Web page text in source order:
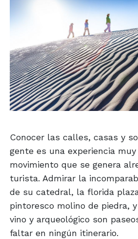
Conocer las calles, casas y
gente es una experiencia
movimiento que se genera
turista. Admirar la
de su catedral, la florida
pintoresco molino de piedra,
vino y arqueológico son
faltar en ningún itinerario.